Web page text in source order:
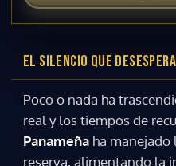
EL SILENCIO QUE DESESPERA
Poco o nada ha
real y los tiempos de
Panameña ha manejado
reserva, alimentando la